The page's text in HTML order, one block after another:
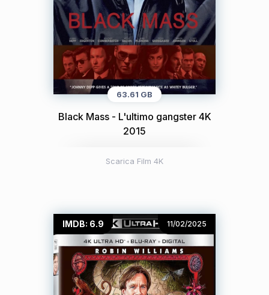
63.61 GB
Black Mass - L'ultimo gangster 4K
2015
Scarica Film 4K
IMDB: 6.9 11/02/2025